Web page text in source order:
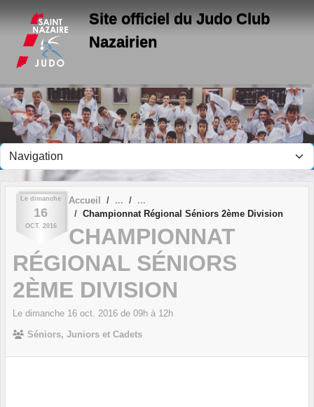
Site officiel du Judo Club
Nazairien
Le dimanche
16
OCT. 2016
Accueil
Championnat Régional Séniors 2ème Division
CHAMPIONNAT
RÉGIONAL SÉNIORS
2ÈME DIVISION
Le dimanche 16 oct. 2016 de 09h à 12h
Séniors, Juniors et Cadets